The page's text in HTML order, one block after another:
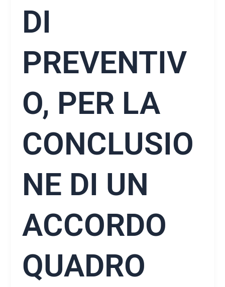
DI
PREVENTIV
O, PER LA
CONCLUSIO
NE DI UN
ACCORDO
QUADRO